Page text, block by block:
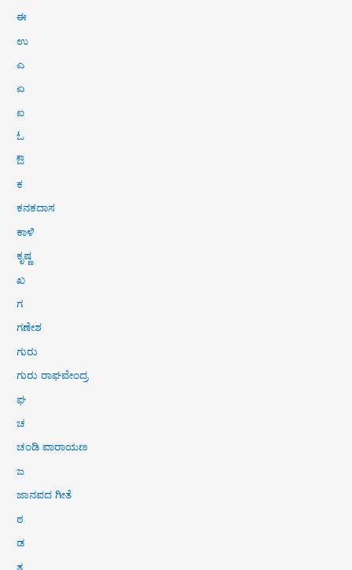
ಈ
ಉ
ಎ
ಏ
ಐ
ಓ
ಔ
ಕ
ಕನಕದಾಸ
ಕಾಳಿ
ಕೃಷ್ಣ
ಖ
ಗ
ಗಣೇಶ
ಗುರು
ಗುರು ರಾಘವೇಂದ್ರ
ಘ
ಚ
ಚಂಡಿ ಪಾರಾಯಣ
ಜ
ಜಾನಪದ ಗೀತೆ
ಠ
ಡ
ತ